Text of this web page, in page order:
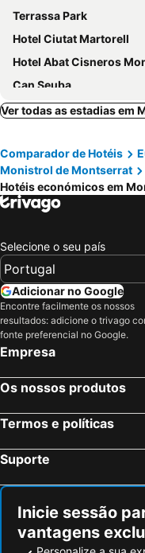
Terrassa Park
Hotel Ciutat Martorell
Hotel Abat Cisneros
Can Seuba
L'Olivera Casa Rural
El Celler de la Guàrdia
HOTEL MANEL
Hotel Bruc
Somiatruites
Ver todas as estadias em
Comparador de Hotéis
Monistrol de Montserrat
Hotéis económicos em
Selecione o seu país
Adicionar no Google
Encontre facilmente os nossos
resultados: adicione o trivago
fonte preferencial no Google.
Empresa
Os nossos produtos
Termos e políticas
Suporte
Inicie sessão
vantagens